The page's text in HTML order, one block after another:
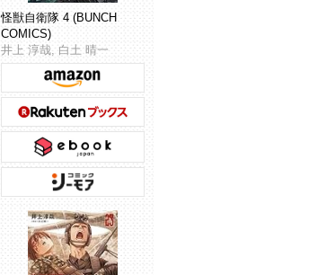
怪獣自衛隊 4 (BUNCH
COMICS)
井上 淳哉, 白土 晴一